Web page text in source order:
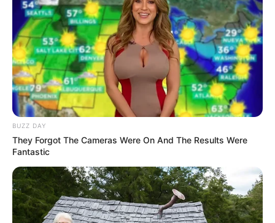
selama 4 tahun.
Saat mengikuti audisi, ia bernyanyiGood Timeoleh Owl City
dan Carly Rae Jespen dan봐 (Look)olehRed Velvet.
Berada di Kelas 1-7. Ia satu-satunya orang yang memenangkan
beasiswa untuk departemennya.
Ia adalah model cilik untuk iklan dan iklan mainan atau pakaian
sejak berusia 2 tahun.
Panutannya adalahRosé BLACKPINK.
Pengucapan bahasa Inggrisnya hampir sempurna.
Pandai olahraga dan menari.
Ia pernah mengcover lagu artis lain dan menafsirkan serta
BUZZ DAY
They Forgot The Cameras Were On And The Results Were
Fantastic